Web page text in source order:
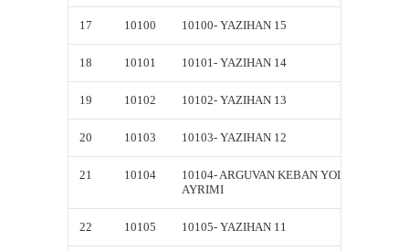
17 10100 10100- YAZIHAN 15
18 10101 10101- YAZIHAN 14
19 10102 10102- YAZIHAN 13
20 10103 10103- YAZIHAN 12
21 10104
10104- ARGUVAN KEBAN YOL
AYRIMI
22 10105 10105- YAZIHAN 11